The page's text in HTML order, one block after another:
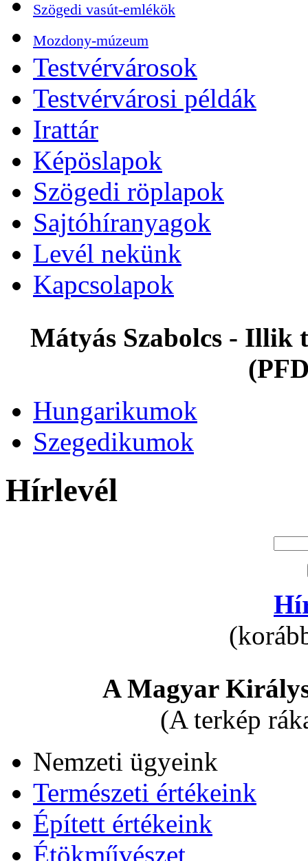
Szögedi vasút-emlékök
Mozdony-múzeum
Testvérvárosok
Testvérvárosi példák
Irattár
Képöslapok
Szögedi röplapok
Sajtóhíranyagok
Levél nekünk
Kapcsolapok
Mátyás Szabolcs - Illik
Hungarikumok
Szegedikumok
Hírlevél
A Magyar
(A terkép
Nemzeti ügyeink
Természeti értékeink
Épített értékeink
Étökművészet